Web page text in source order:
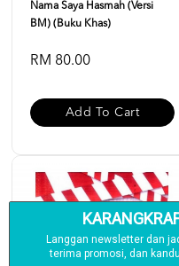
Nama Saya Hasmah (Versi
BM) (Buku Khas)
RM 80.00
Add To Cart